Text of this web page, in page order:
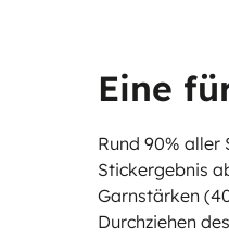
Eine
Rund 90%
Stickergebnis
Garnstärken
Durchziehen